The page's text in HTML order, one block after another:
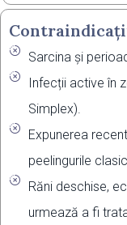
Sarcina și
Infecții active în
Simplex).
Expunerea
peelingurile
Răni deschise,
urmează a fi